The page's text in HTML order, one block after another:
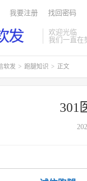
欢迎光临
我们一直在
我要注册 找回密码
软发 > 跑腿知识 > 正文
301